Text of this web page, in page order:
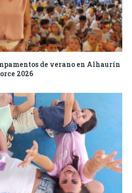
de verano en Alhaurín
2026